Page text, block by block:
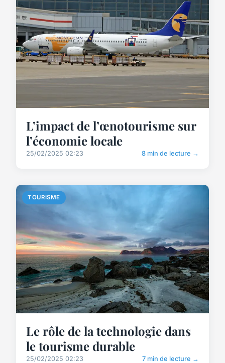
L’impact de l’œnotourisme sur
l’économie locale
25/02/2025 02:23 8 min de lecture →
TOURISME
Le rôle de la technologie dans
le tourisme durable
25/02/2025 02:23 7 min de lecture →